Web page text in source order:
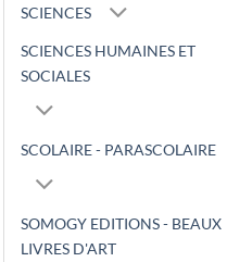
SCIENCES
SCIENCES HUMAINES ET
SOCIALES
SCOLAIRE - PARASCOLAIRE
SOMOGY EDITIONS - BEAUX
LIVRES D'ART